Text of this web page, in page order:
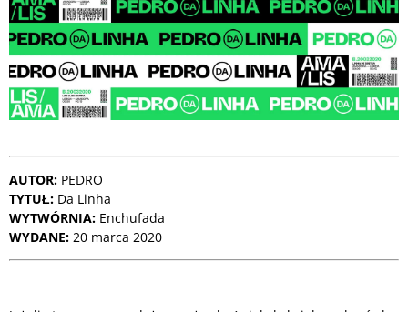
AUTOR: PEDRO
TYTUŁ: Da Linha
WYTWÓRNIA: Enchufada
WYDANE: 20 marca 2020